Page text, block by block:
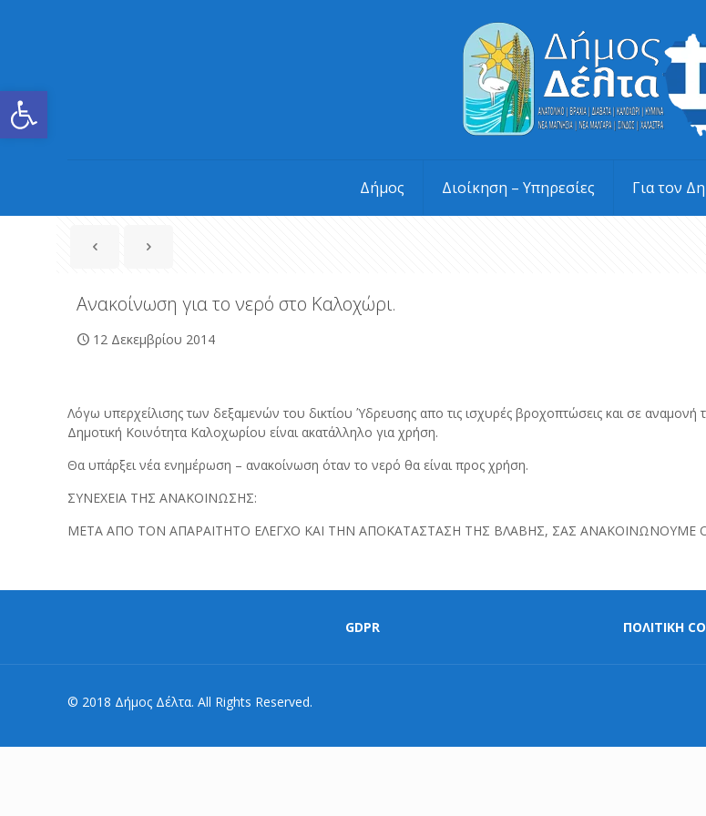
Ανοίξτε τη γραμμή εργαλείων
Δήμος Διοίκηση – Υπηρεσίες Για τον
Ανακοίνωση για το νερό στο Καλοχώρι.
12 Δεκεμβρίου 2014
Λόγω υπερχείλισης των δεξαμενών του δικτίου Ύδρευσης απο τις ισχυρές βροχοπτώσεις και σε
Δημοτική Κοινότητα Καλοχωρίου είναι ακατάλληλο για χρήση.
Θα υπάρξει νέα ενημέρωση – ανακοίνωση όταν το νερό θα είναι προς χρήση.
ΣΥΝΕΧΕΙΑ ΤΗΣ ΑΝΑΚΟΙΝΩΣΗΣ:
ΜΕΤΑ ΑΠΟ ΤΟΝ ΑΠΑΡΑΙΤΗΤΟ ΕΛΕΓΧΟ ΚΑΙ ΤΗΝ ΑΠΟΚΑΤΑΣΤΑΣΗ ΤΗΣ ΒΛΑΒΗΣ, ΣΑΣ ΑΝΑΚΟΙΝΩΝΟΥΜΕ
GDPR ΠΟΛΙΤΙΚΗ
© 2018 Δήμος Δέλτα. All Rights Reserved.